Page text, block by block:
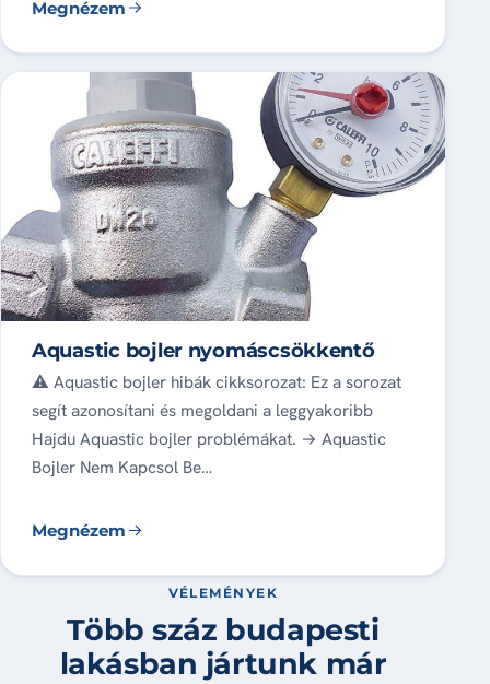
Megnézem
Aquastic bojler nyomáscsökkentő
⚠️ Aquastic bojler hibák cikksorozat: Ez a sorozat
segít azonosítani és megoldani a leggyakoribb
Hajdu Aquastic bojler problémákat. → Aquastic
Bojler Nem Kapcsol Be…
Megnézem
VÉLEMÉNYEK
Több száz budapesti
lakásban jártunk már